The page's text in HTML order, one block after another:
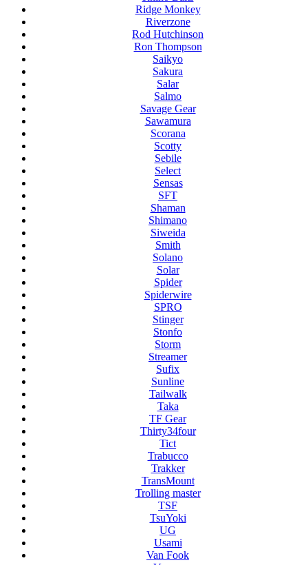
Ridge Monkey
Riverzone
Rod Hutchinson
Ron Thompson
Saikyo
Sakura
Salar
Salmo
Savage Gear
Sawamura
Scorana
Scotty
Sebile
Select
Sensas
SFT
Shaman
Shimano
Siweida
Smith
Solano
Solar
Spider
Spiderwire
SPRO
Stinger
Stonfo
Storm
Streamer
Sufix
Sunline
Tailwalk
Taka
TF Gear
Thirty34four
Tict
Trabucco
Trakker
TransMount
Trolling master
TSF
TsuYoki
UG
Usami
Van Fook